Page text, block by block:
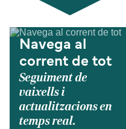
Navega al
corrent de tot
Seguiment de
vaixells i
actualitzacions en
temps real.